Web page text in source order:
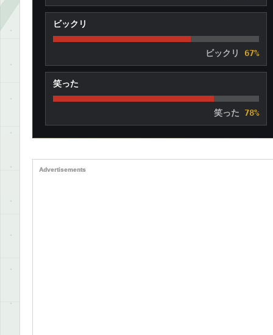
ビックリ
ビックリ 67%
笑った
笑った 78%
Advertisements